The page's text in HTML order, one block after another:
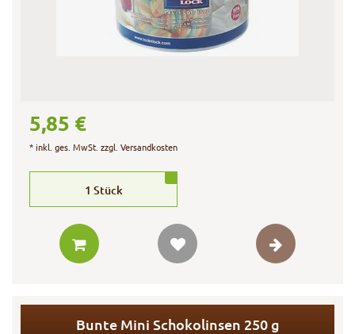
5,85 €
*inkl. ges. MwSt. zzgl.Versandkosten
1 Stück
Bunte Mini Schokolinsen 250 g